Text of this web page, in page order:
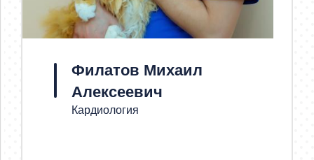
Филатов Михаил
Алексеевич
Кардиология